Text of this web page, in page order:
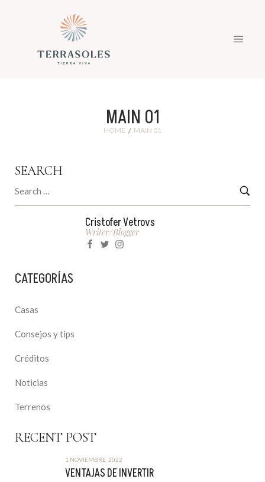
MAIN 01
HOME / MAIN 01
SEARCH
Cristofer Vetrovs
Writer/blogger
CATEGORÍAS
Casas
Consejos y tips
Créditos
Noticias
Terrenos
RECENT POST
1 NOVIEMBRE, 2022
VENTAJAS DE INVERTIR